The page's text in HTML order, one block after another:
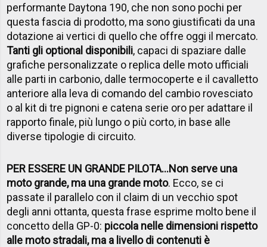
performante Daytona 190, che non sono pochi per
questa fascia di prodotto, ma sono giustificati da una
dotazione ai vertici di quello che offre oggi il mercato.
Tanti gli optional disponibili, capaci di spaziare dalle
grafiche personalizzate o replica delle moto ufficiali
alle parti in carbonio, dalle termocoperte e il cavalletto
anteriore alla leva di comando del cambio rovesciato
o al kit di tre pignoni e catena serie oro per adattare il
rapporto finale, più lungo o più corto, in base alle
diverse tipologie di circuito.
PER ESSERE UN GRANDE PILOTA…Non serve una
moto grande, ma una grande moto. Ecco, se ci
passate il parallelo con il claim di un vecchio spot
degli anni ottanta, questa frase esprime molto bene il
concetto della GP-0: piccola nelle dimensioni rispetto
alle moto stradali, ma a livello di contenuti è